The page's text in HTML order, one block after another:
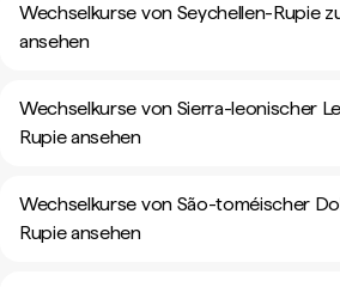
Wechselkurse von Seychellen-Rupie
ansehen
Wechselkurse von Sierra-leonischer
Rupie ansehen
Wechselkurse von São-toméischer
Rupie ansehen